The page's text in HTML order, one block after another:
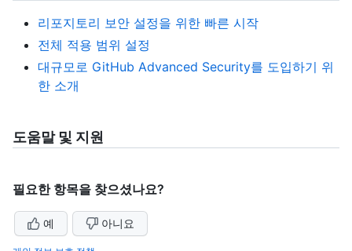
리포지토리 보안 설정을 위한 빠른 시작
전체 적용 범위 설정
대규모로 GitHub Advanced Security를 도입하기 위
한 소개
도움말 및 지원
필요한 항목을 찾으셨나요?
예 아니요